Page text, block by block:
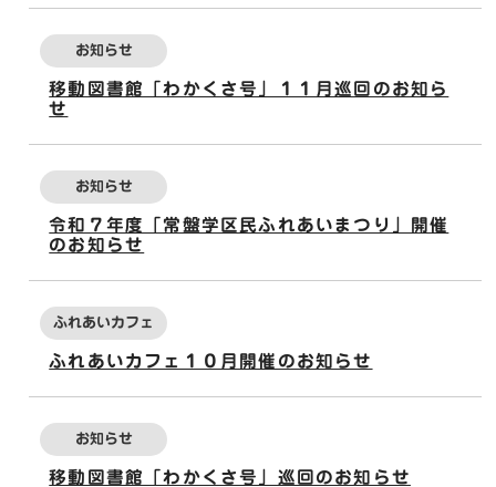
お知らせ
移動図書館「わかくさ号」１１月巡回のお知ら
せ
お知らせ
令和７年度「常盤学区民ふれあいまつり」開催
のお知らせ
ふれあいカフェ
ふれあいカフェ１０月開催のお知らせ
お知らせ
移動図書館「わかくさ号」巡回のお知らせ